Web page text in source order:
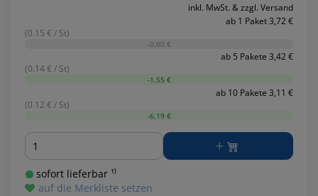
inkl. MwSt. & zzgl. Versand
ab 1 Paket 3,72 €
(0.15 € / St)
-0,00 €
ab 5 Pakete 3,42 €
(0.14 € / St)
-1,55 €
ab 10 Pakete 3,11 €
(0.12 € / St)
-6,19 €
Menge
sofort lieferbar ¹⁾
auf die Merkliste setzen